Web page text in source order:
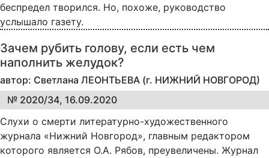
беспредел творился. Но, похоже, руководство
услышало газету.
Зачем рубить голову, если есть чем
наполнить желудок?
автор: Светлана ЛЕОНТЬЕВА (г. НИЖНИЙ НОВГОРОД)
№ 2020/34, 16.09.2020
Слухи о смерти литературно-художественного
журнала «Нижний Новгород», главным редактором
которого является О.А. Рябов, преувеличены. Журнал